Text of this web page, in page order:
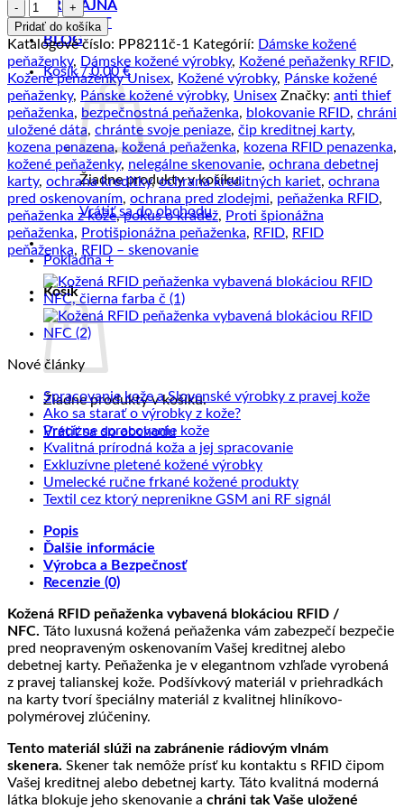
PREDAJŇA
KONTAKT
BLOG
Košík /0.00€
Žiadne produkty v košíku.
Vrátiť sa do obchodu
Pokladňa +
Košík
Žiadne produkty v košíku.
Vrátiť sa do obchodu
množstvo
Kožená
RFID
peňaženka
vybavená
blokáciou
RFID
/
NFC,
čierna
farba
č.8211
Pridať do košíka
Katalógové číslo: PP8211č-1 Kategórií: Dámske kožené
peňaženky, Dámske kožené výrobky, Kožené peňaženky RFID,
Kožené peňaženky Unisex, Kožené výrobky, Pánske kožené
peňaženky, Pánske kožené výrobky, Unisex Značky: anti thief
peňaženka, bezpečnostná peňaženka, blokovanie RFID, chráni
uložené dáta, chránte svoje peniaze, čip kreditnej karty,
kozena penazena,kožená peňaženka, kozena RFID penazenka,
kožené peňaženky, nelegálne skenovanie, ochrana debetnej
karty, ochrana kreditky,ochrana kreditných kariet, ochrana
pred oskenovaním, ochrana pred zlodejmi, peňaženka RFID,
peňaženka z kože,pokus o krádež, Proti špionážna
peňaženka, Protišpionážna peňaženka, RFID, RFID
peňaženka, RFID – skenovanie
Nové články
Spracovanie kože a Slovenské výrobky z pravej kože
Ako sa starať o výrobky z kože?Žiadne
na
Ako
sa
starať
Precízne spracovanie kožeŽiadne
komentáre
na
Precízne
spracovanie
Kvalitná prírodná koža a jej spracovanieŽiadne
na
Kvalitná
Exkluzívne pletené kožené výrobkyŽiadne
komentáre
na
Umelecké ručne frkané kožené produktyŽiadne
komentáre
Textil cez ktorý neprenikne GSM ani RF signál
GSM
ani
RF
signál
Popis
Ďalšie informácie
Výrobca a Bezpečnosť
Recenzie (0)
Kožená RFID peňaženka vybavená blokáciou RFID /
NFC. Táto luxusná kožená peňaženka vám zabezpečí bezpečie
pred neopraveným oskenovaním Vašej kreditnej alebo
debetnej karty. Peňaženka je v elegantnom vzhľade vyrobená
z pravej talianskej kože. Podšívkový materiál v priehradkách
na karty tvorí špeciálny materiál z kvalitnej hliníkovo-
polymérovej zlúčeniny.
Tento materiál slúži na zabránenie rádiovým vlnám
skenera. Skener tak nemôže prísť ku kontaktu s RFID čipom
Vašej kreditnej alebo debetnej karty. Táto kvalitná moderná
látka blokuje jeho skenovanie a chráni tak Vaše uložené